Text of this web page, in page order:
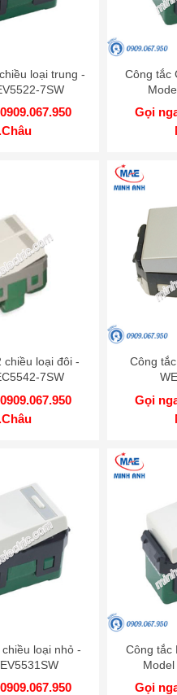
loại trung -
7SW
Công tắc
Gọi
chiều loại đôi -
7SW
Công
Gọi
loại nhỏ -
Công tắc
Gọi